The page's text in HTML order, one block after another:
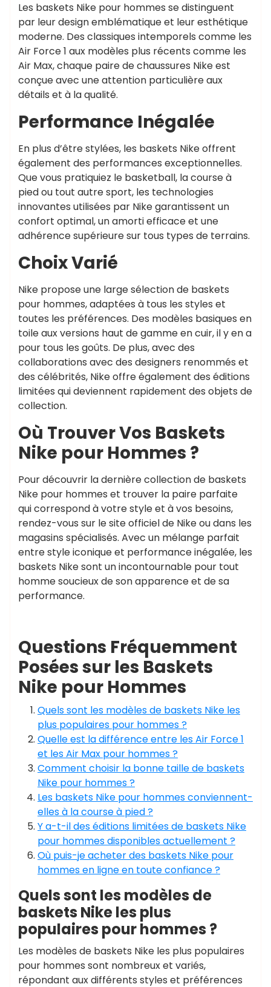
Les baskets Nike pour hommes se distinguent
par leur design emblématique et leur esthétique
moderne. Des classiques intemporels comme les
Air Force 1 aux modèles plus récents comme les
Air Max, chaque paire de chaussures Nike est
conçue avec une attention particulière aux
détails et à la qualité.
Performance Inégalée
En plus d’être stylées, les baskets Nike offrent
également des performances exceptionnelles.
Que vous pratiquiez le basketball, la course à
pied ou tout autre sport, les technologies
innovantes utilisées par Nike garantissent un
confort optimal, un amorti efficace et une
adhérence supérieure sur tous types de terrains.
Choix Varié
Nike propose une large sélection de baskets
pour hommes, adaptées à tous les styles et
toutes les préférences. Des modèles basiques en
toile aux versions haut de gamme en cuir, il y en a
pour tous les goûts. De plus, avec des
collaborations avec des designers renommés et
des célébrités, Nike offre également des éditions
limitées qui deviennent rapidement des objets de
collection.
Où Trouver Vos Baskets
Nike pour Hommes ?
Pour découvrir la dernière collection de baskets
Nike pour hommes et trouver la paire parfaite
qui correspond à votre style et à vos besoins,
rendez-vous sur le site officiel de Nike ou dans les
magasins spécialisés. Avec un mélange parfait
entre style iconique et performance inégalée, les
baskets Nike sont un incontournable pour tout
homme soucieux de son apparence et de sa
performance.
Questions Fréquemment
Posées sur les Baskets
Nike pour Hommes
Quels sont les modèles de baskets Nike les
plus populaires pour hommes ?
Quelle est la différence entre les Air Force 1
et les Air Max pour hommes ?
Comment choisir la bonne taille de baskets
Nike pour hommes ?
Les baskets Nike pour hommes conviennent-
elles à la course à pied ?
Y a-t-il des éditions limitées de baskets Nike
pour hommes disponibles actuellement ?
Où puis-je acheter des baskets Nike pour
hommes en ligne en toute confiance ?
Quels sont les modèles de
baskets Nike les plus
populaires pour hommes ?
Les modèles de baskets Nike les plus populaires
pour hommes sont nombreux et variés,
répondant aux différents styles et préférences